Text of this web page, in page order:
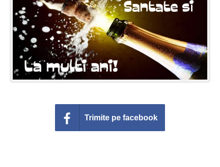
Felicitari muzicale
Felicitari muzicale personalizate
Felicitari animate
Invitatii personalizate
Conecteaza-te
Trimite pe facebook